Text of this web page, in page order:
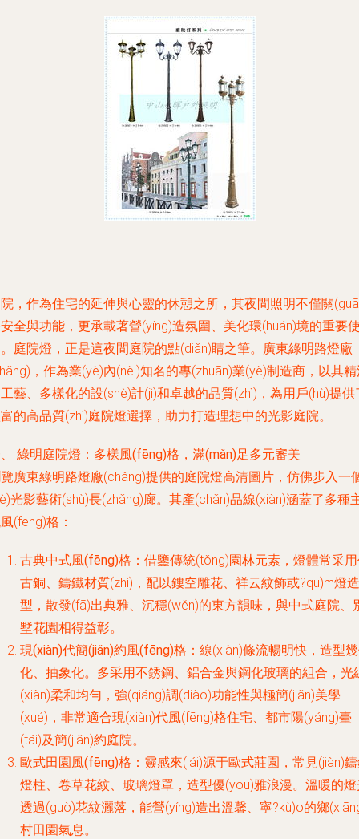
，作為住宅的延伸與心靈的休憩之所，其夜間照明不僅關
全與功能，更承載著營(yíng)造氛圍、美化環(huán)境的重要
庭院燈，正是這夜間庭院的點(diǎn)睛之筆。廣東綠明路燈廠
，作為業(yè)內(nèi)知名的專(zhuān)業(yè)制造商，以其
藝、多樣化的設(shè)計(jì)和卓越的品質(zhì)，為用戶(hù)提供
的高品質(zhì)庭院燈選擇，助力打造理想中的光影庭院。
綠明庭院燈：多樣風(fēng)格，滿(mǎn)足多元審美
廣東綠明路燈廠(chǎng)提供的庭院燈高清圖片，仿佛步入一
光影藝術(shù)長(zhǎng)廊。其產(chǎn)品線(xiàn)涵蓋了多種
(fēng)格：
古典中式風(fēng)格 ：借鑒傳統(tǒng)園林元素，燈體常采
古銅、鑄鐵材質(zhì)，配以鏤空雕花、祥云紋飾或?qū)m燈造
型，散發(fā)出典雅、沉穩(wěn)的東方韻味，與中式庭院、
墅花園相得益彰。
現(xiàn)代簡(jiǎn)約風(fēng)格 ：線(xiàn)條流暢明快，造型
化、抽象化。多采用不銹鋼、鋁合金與鋼化玻璃的組合，光
(xiàn)柔和均勻，強(qiáng)調(diào)功能性與極簡(jiǎn)美學
(xué)，非常適合現(xiàn)代風(fēng)格住宅、都市陽(yáng)臺
(tái)及簡(jiǎn)約庭院。
歐式田園風(fēng)格 ：靈感來(lái)源于歐式莊園，常見(jiàn)
燈柱、卷草花紋、玻璃燈罩，造型優(yōu)雅浪漫。溫暖的
透過(guò)花紋灑落，能營(yíng)造出溫馨、寧?kù)o的鄉
村田園氣息。